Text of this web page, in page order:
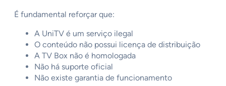
É fundamental reforçar que:
A UniTV é um serviço ilegal
O conteúdo não possui licença de distribuição
A TV Box não é homologada
Não há suporte oficial
Não existe garantia de funcionamento